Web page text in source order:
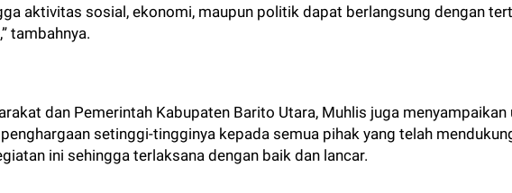
aktivitas sosial, ekonomi, maupun politik dapat berlangsung dengan
tambahnya.
dan Pemerintah Kabupaten Barito Utara, Muhlis juga menyampaikan
setinggi-tingginya kepada semua pihak yang telah
ini sehingga terlaksana dengan baik dan lancar.